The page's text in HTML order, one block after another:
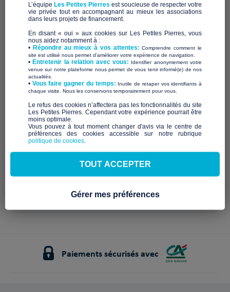
lancement du fonds de
dotation de "la Chapelle"
Qui sommes-nous ?
Description à venir
Notre mission et nos
engagements
Paiements sécurisés avec
L’équipe Les Petites Pierres est soucieuse de respecter votre
vie privée tout en accompagnant au mieux les associations
dans leurs projets de financement.
En disant « oui » aux cookies sur Les Petites Pierres, vous
nous aidez notamment à :
• Répondre au mieux à vos attentes:Comprendre comment le
site est utilisé nous permet d'améliorer votre expérience de navigation.
•Entretenir la relation avec vous: Identifier anonymement votre
venue sur notre plateforme nous permet de vous tenir informé(e) de nos
actualités.
​• Vous faire gagner du temps: Inutile de retaper vos identifiants à
chaque visite. Nous les conservons temporairement pour vous.
​Le refus des cookies n’affectera pas les fonctionnalités du site
Les Petites Pierres. Cependant votre expérience pourrait être
moins optimale.​
Vous pouvez à tout moment changer d'avis via le centre de
préférences des cookies accessible sur notre rubrique
politique de cookies
TOUT ACCEPTER
Gérer mes préférences